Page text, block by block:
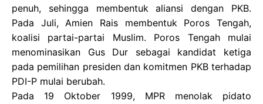
penuh, sehingga membentuk aliansi dengan PKB.
Pada Juli, Amien Rais membentuk Poros Tengah,
koalisi partai-partai Muslim. Poros Tengah mulai
menominasikan Gus Dur sebagai kandidat ketiga
pada pemilihan presiden dan komitmen PKB terhadap
PDI-P mulai berubah.
Pada 19 Oktober 1999, MPR menolak pidato